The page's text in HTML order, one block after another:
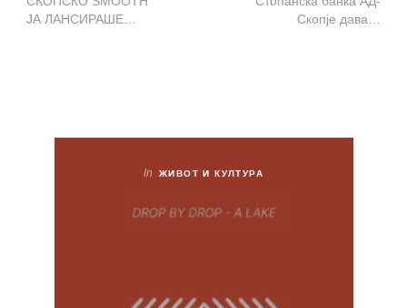
ЈА ЛАНСИРАШЕ…
Скопје дава…
In ЖИВОТ И КУЛТУРА